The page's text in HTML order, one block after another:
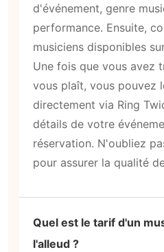
d'événement, genre
performance. Ensuite,
musiciens disponibles
Une fois que vous avez
vous plaît, vous pouvez
directement via Ring
détails de votre
réservation. N'oubliez
pour assurer la qualité
Quel est le tarif d'un
l'alleud ?